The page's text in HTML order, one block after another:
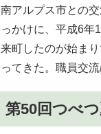
南アルプス市との
っかけに、平成6年
来町したのが始ま
ってきた。職員交
第50回つべ